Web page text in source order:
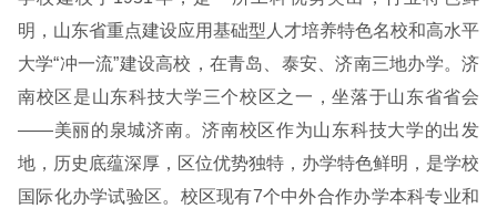
明，山东省重点建设应用基础型人才培养特色名校和高水平
大学“冲一流”建设高校，在青岛、泰安、济南三地办学。济
南校区是山东科技大学三个校区之一，坐落于山东省省会
——美丽的泉城济南。济南校区作为山东科技大学的出发
地，历史底蕴深厚，区位优势独特，办学特色鲜明，是学校
国际化办学试验区。校区现有7个中外合作办学本科专业和